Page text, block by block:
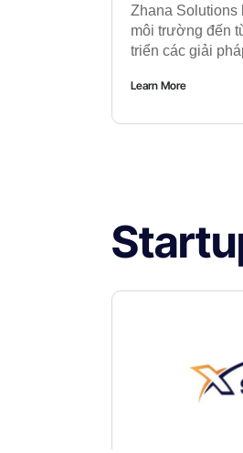
Zhana Solutions
môi trường đến
triển các giải
Learn More